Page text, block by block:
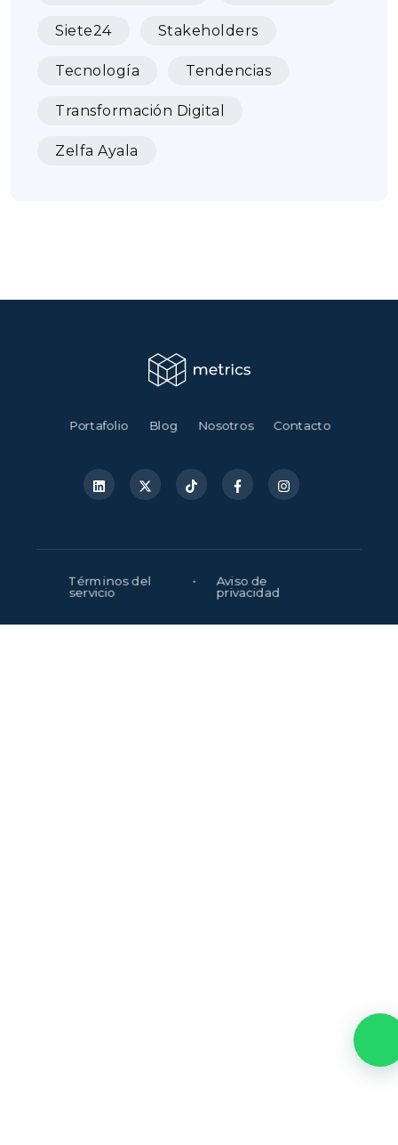
Siete24 Stakeholders
Tecnología Tendencias
Transformación Digital
Zelfa Ayala
Portafolio Blog Nosotros Contacto
Términos del
servicio
•
Aviso de
privacidad